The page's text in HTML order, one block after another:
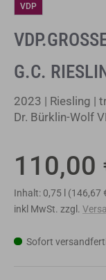
VDP
G.C.
2023 | Riesling |
Dr. Bürklin-Wolf
Normaler
Preis
110,00
Inhalt: 0,75 l (146,67
inkl MwSt. zzgl.
Sofort